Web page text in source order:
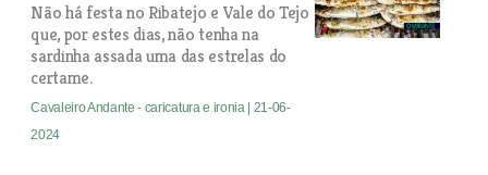
Não há festa no Ribatejo e Vale do Tejo
que, por estes dias, não tenha na
sardinha assada uma das estrelas do
certame.
Cavaleiro Andante - caricatura e ironia | 21-06-
2024